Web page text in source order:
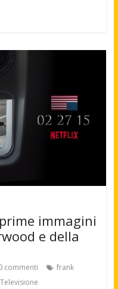
immagini
e della
commenti
frank
Televisione